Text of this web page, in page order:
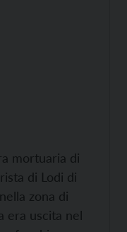
mortuaria di
di Lodi di
zona di
era uscita nel